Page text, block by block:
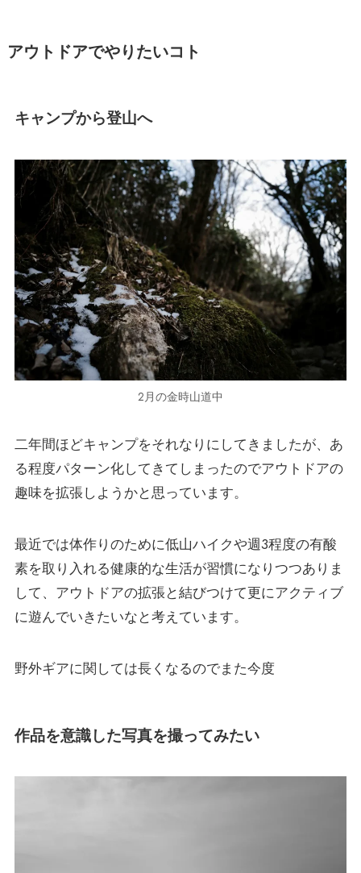
アウトドアでやりたいコト
キャンプから登山へ
2月の金時山道中
二年間ほどキャンプをそれなりにしてきましたが、あ
る程度パターン化してきてしまったのでアウトドアの
趣味を拡張しようかと思っています。
最近では体作りのために低山ハイクや週3程度の有酸
素を取り入れる健康的な生活が習慣になりつつありま
して、アウトドアの拡張と結びつけて更にアクティブ
に遊んでいきたいなと考えています。
野外ギアに関しては長くなるのでまた今度
作品を意識した写真を撮ってみたい